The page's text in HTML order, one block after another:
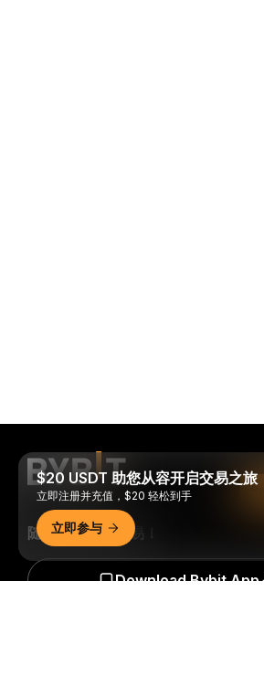
随时随地进行交易！
Download Bybit App
$20 USDT 助您从容开启交易之旅
立即注册并充值，$20 轻松到手
立即参与